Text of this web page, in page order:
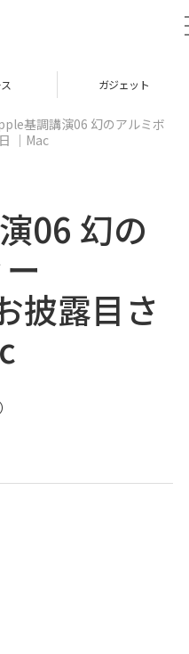
ガジェット
基調講演06 幻のアルミボ
｜Mac
06 幻の
披露目さ
）